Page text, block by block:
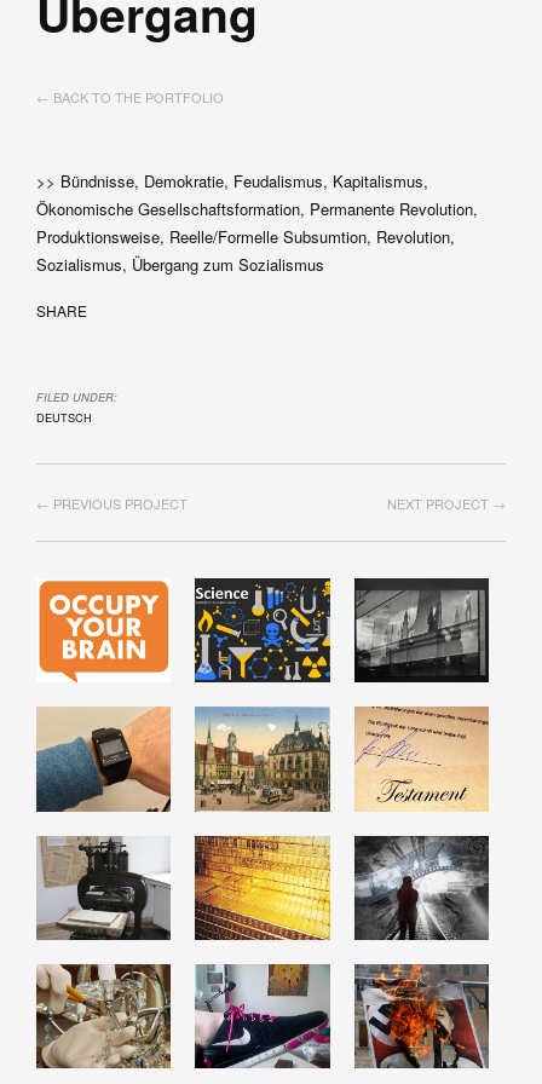
← BACK TO THE PORTFOLIO
>> Bündnisse, Demokratie, Feudalismus, Kapitalismus,
Ökonomische Gesellschaftsformation, Permanente Revolution,
Produktionsweise, Reelle/Formelle Subsumtion, Revolution,
Sozialismus, Übergang zum Sozialismus
SHARE
FILED UNDER:
DEUTSCH
NEXT PROJECT →
← PREVIOUS PROJECT